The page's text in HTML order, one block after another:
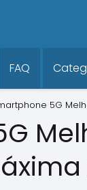
FAQ
5G